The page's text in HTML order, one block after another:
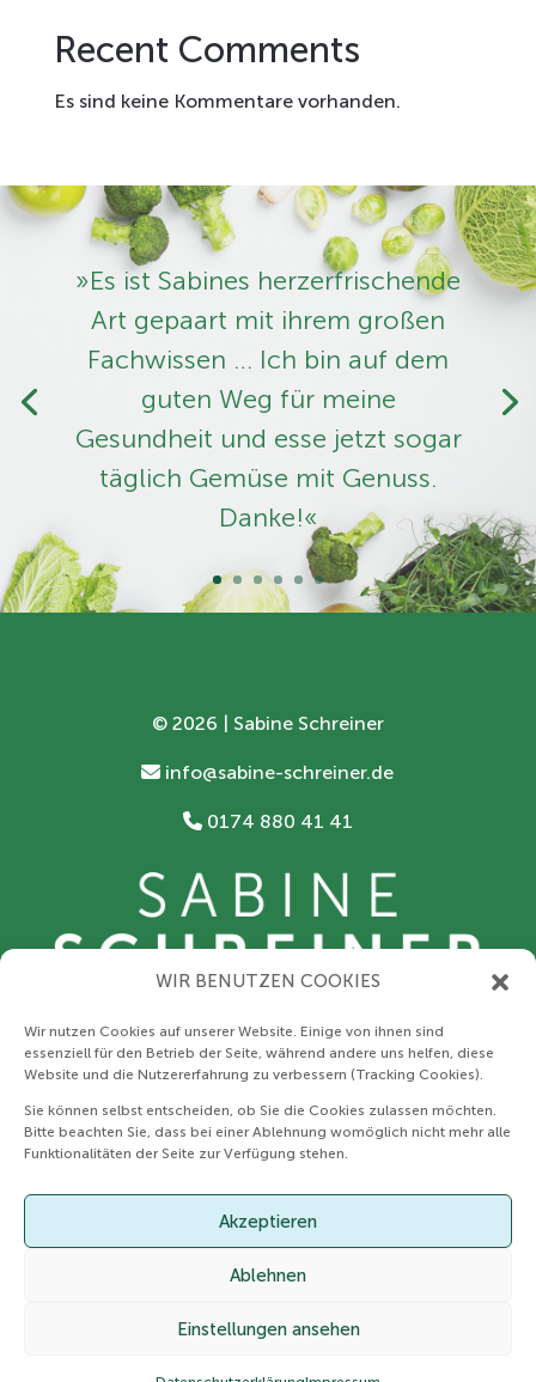
WIR BENUTZEN COOKIES
Wir nutzen Cookies auf unserer Website. Einige von ihnen sind
essenziell für den Betrieb der Seite, während andere uns helfen, diese
Website und die Nutzererfahrung zu verbessern (Tracking Cookies).
Sie können selbst entscheiden, ob Sie die Cookies zulassen möchten.
Bitte beachten Sie, dass bei einer Ablehnung womöglich nicht mehr alle
Funktionalitäten der Seite zur Verfügung stehen.
Akzeptieren
Ablehnen
Einstellungen ansehen
Recent Comments
Es sind keine Kommentare vorhanden.
»Es ist Sabines herzerfrischende
Art ­gepaart mit ihrem großen
Fachwissen … Ich bin auf dem
guten Weg für meine
Gesundheit und esse jetzt sogar
täglich Gemüse mit Genuss.
Danke!«
© 2026 | Sabine Schreiner
info@sabine-schreiner.de
0174 880 41 41
Datenschutz
Impressum